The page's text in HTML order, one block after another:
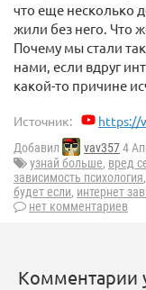
что еще несколько
жили без него. Что
Почему мы стали
нами, если вдруг
какой-то причине
Источник: https://
Добавил vav3574
узнай больше, вред
зависимость психология,
будет если, интернет
нет комментариев
Комментарии